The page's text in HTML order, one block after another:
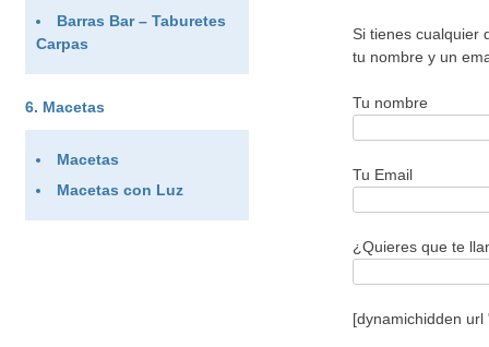
Si tienes cualquier
tu nombre y un
Tu nombre
Tu Email
¿Quieres que te
[dynamichidden url
Barras Bar – Taburetes
Carpas
Macetas
Macetas
Macetas con Luz